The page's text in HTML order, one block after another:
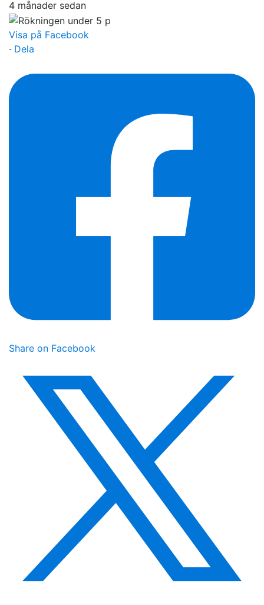
4 månader sedan
Visa på Facebook
· Dela
Share on Facebook